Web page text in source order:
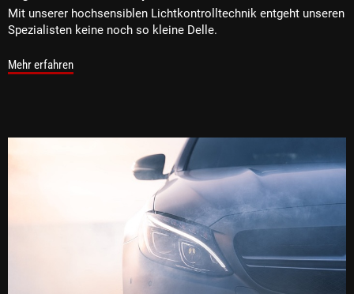
Mit unserer hochsensiblen Lichtkontrolltechnik entgeht unseren
Spezialisten keine noch so kleine Delle.
Mehr erfahren